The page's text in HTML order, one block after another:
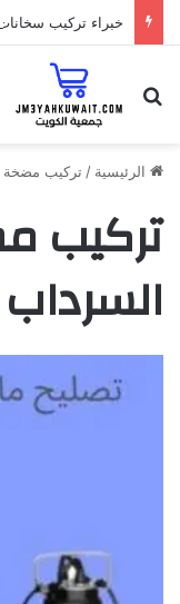
البحث عن
الرئيسية / تركيب مضخة
تركيب
السرداب